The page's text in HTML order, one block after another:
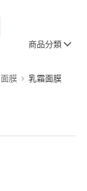
商品分類
面膜 乳霜面膜